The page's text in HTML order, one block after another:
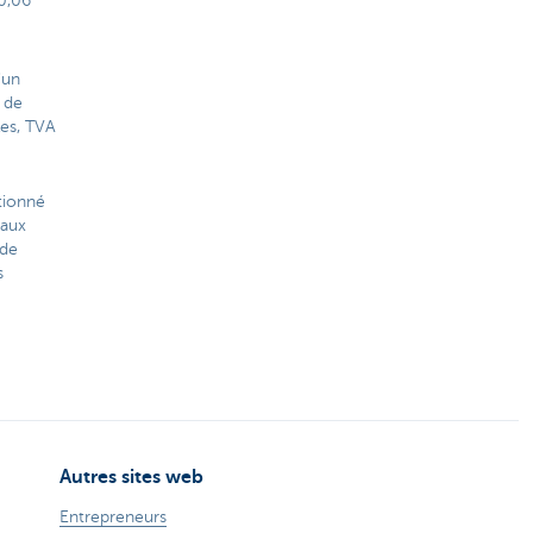
TVA
Autres sites web
Entrepreneurs